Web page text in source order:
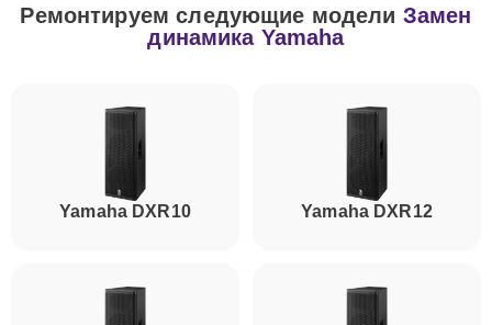
Ремонтируем следующие модели Замен
динамика Yamaha
Yamaha DXR10 Yamaha DXR12